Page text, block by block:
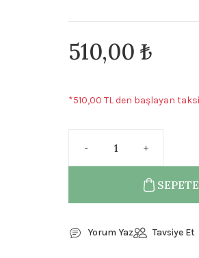
510,00 ₺
*510,00 TL den başlayan
Yorum Yaz Tavsiye Et